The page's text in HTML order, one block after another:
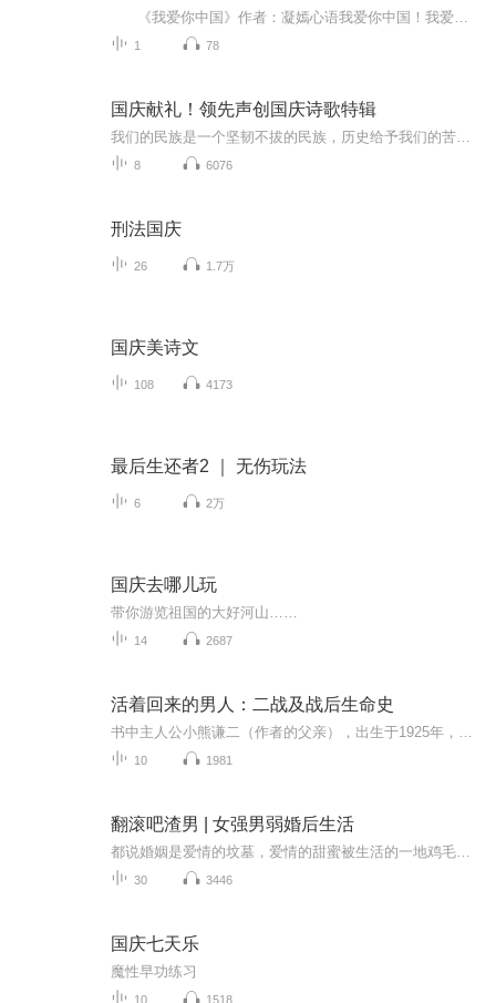
1 78
国庆献礼！领先声创国庆诗歌特辑
8 6076
刑法国庆
26 1.7万
国庆美诗文
108 4173
最后生还者2 ｜ 无伤玩法
6 2万
国庆去哪儿玩
带你游览祖国的大好河山……
14 2687
活着回来的男人：二战及战后生命史
10 1981
翻滚吧渣男 | 女强男弱婚后生活
30 3446
国庆七天乐
魔性早功练习
10 1518